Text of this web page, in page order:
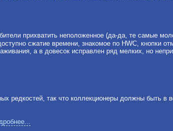
прихватить неположенное (да-да, те самые
сжатие времени, знакомое по HWC, кнопки
а в довесок исправлен ряд мелких, но
редкостей, так что коллекционеры должны быть в